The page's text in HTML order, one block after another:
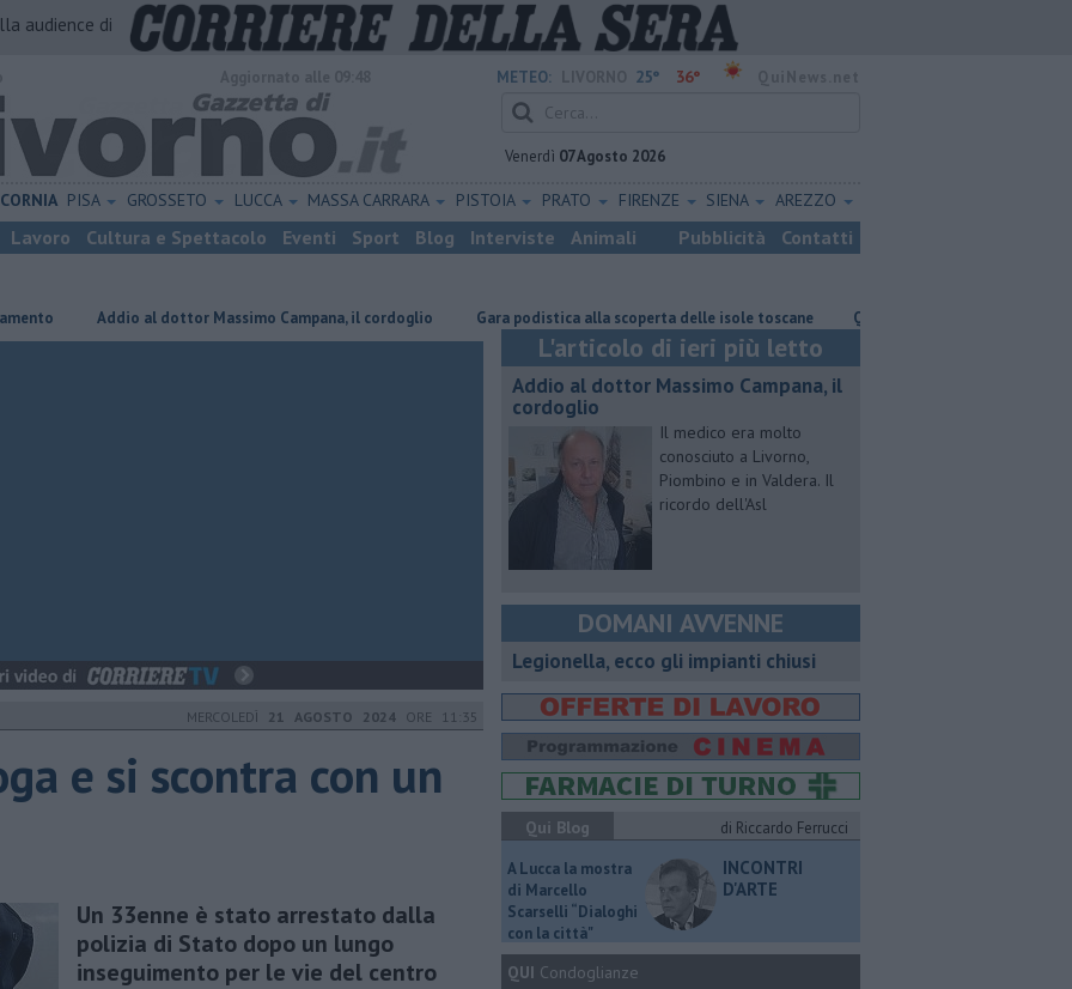
audience di
METEO: 25° 36°
Venerdì 07 Agosto 2026
PISA GROSSETO LUCCA MASSA CARRARA PISTOIA PRATO FIRENZE SIENA AREZZO
Lavoro Cultura e Spettacolo Eventi Sport Blog Interviste Animali Pubblicità Contatti
Addio al dottor Massimo Campana, il cordoglio Gara podistica alla scoperta delle isole toscane Quattro chili di droga nel frigo del
MERCOLEDÌ 21 AGOSTO 2024 ORE 11:35
e si scontra con un
Un 33enne è stato arrestato dalla
polizia di Stato dopo un lungo
inseguimento per le vie del centro
L'articolo di ieri più letto
Addio al dottor Massimo Campana, il
cordoglio
Il medico era molto
conosciuto a Livorno,
Piombino e in Valdera. Il
ricordo dell'Asl
DOMANI AVVENNE
Legionella, ecco gli impianti chiusi
Qui Blog
di Riccardo Ferrucci
A Lucca la mostra
di Marcello
Scarselli “Dialoghi
con la città"
INCONTRI
D'ARTE
QUI Condoglianze